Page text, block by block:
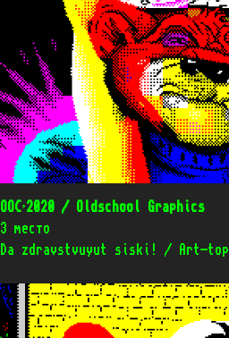
OOC’2020 / Oldschool Graphics
3 место
Da zdravstvuyut siski! / Art-top